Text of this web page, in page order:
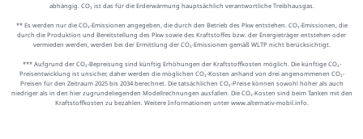
abhängig. CO₂ ist das für die Erderwärmung hauptsächlich verantwortliche Treibhausgas.
** Es werden nur die CO₂-Emissionen angegeben, die durch den Betrieb des Pkw entstehen. CO₂-Emissionen, die
durch die Produktion und Bereitstellung des Pkw sowie des Kraftstoffes bzw. der Energieträger entstehen oder
vermieden werden, werden bei der Ermittlung der CO₂-Emissionen gemäß WLTP nicht berücksichtigt.
*** Aufgrund der CO₂-Bepreisung sind künftig Erhöhungen der Kraftstoffkosten möglich. Die künftige CO₂-
Preisentwicklung ist unsicher, daher werden die möglichen CO₂-Kosten anhand von drei angenommenen CO₂-
Preisen für den Zeitraum 2025 bis 2034 berechnet. Die tatsächlichen CO₂-Preise können sowohl höher als auch
niedriger als in den hier zugrundeliegenden Modellrechnungen ausfallen. Die CO₂-Kosten sind beim Tanken mit den
Kraftstoffkosten zu bezahlen. Weitere Informationen unter www.alternativ-mobil.info.